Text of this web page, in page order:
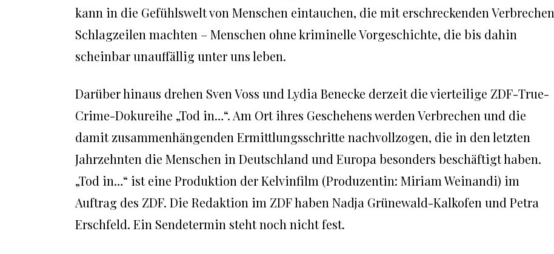
kann in die Gefühlswelt von Menschen eintauchen, die mit erschreckenden Verbrechen
Schlagzeilen machten – Menschen ohne kriminelle Vorgeschichte, die bis dahin
scheinbar unauffällig unter uns leben.
Darüber hinaus drehen Sven Voss und Lydia Benecke derzeit die vierteilige ZDF-True-
Crime-Dokureihe „Tod in…“. Am Ort ihres Geschehens werden Verbrechen und die
damit zusammenhängenden Ermittlungsschritte nachvollzogen, die in den letzten
Jahrzehnten die Menschen in Deutschland und Europa besonders beschäftigt haben.
„Tod in…“ ist eine Produktion der Kelvinfilm (Produzentin: Miriam Weinandi) im
Auftrag des ZDF. Die Redaktion im ZDF haben Nadja Grünewald-Kalkofen und Petra
Erschfeld. Ein Sendetermin steht noch nicht fest.